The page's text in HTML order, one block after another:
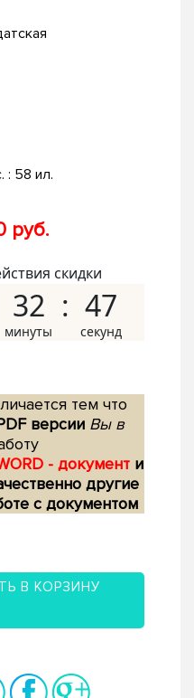
: 58 ил.
руб.
скидки
32 46
тем что
версии Вы в
- документ и
другие
с документом
В КОРЗИНУ